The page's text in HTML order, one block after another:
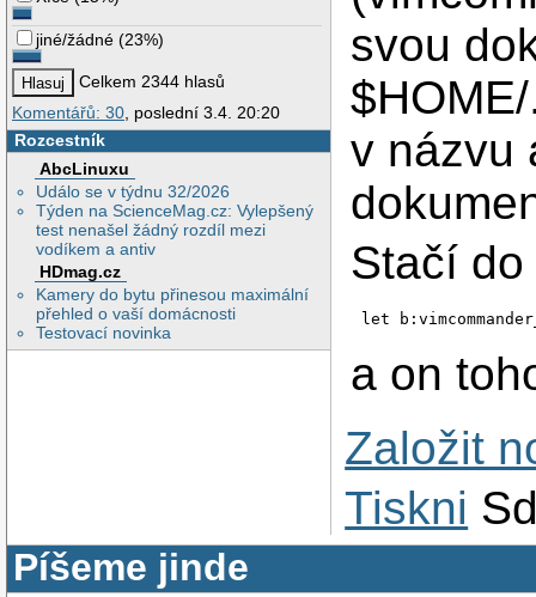
jiné/žádné (23%)
Celkem 2344 hlasů
Komentářů: 30 , poslední 3.4. 20:20
Rozcestník
AbcLinuxu
Událo se v týdnu 32/2026
Týden na ScienceMag.cz: Vylepšený
test nenašel žádný rozdíl mezi
vodíkem a antiv
HDmag.cz
Kamery do bytu přinesou maximální
přehled o vaší domácnosti
Testovací novinka
svou
v názvu
Stačí
let
a on
Založit
Tiskni
Píšeme jinde